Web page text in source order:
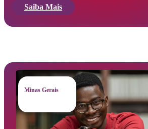
Saiba Mais
Minas Gerais